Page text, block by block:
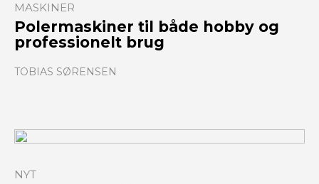
Polermaskiner til både hobby og
professionelt brug
MASKINER
TOBIAS SØRENSEN
NYT